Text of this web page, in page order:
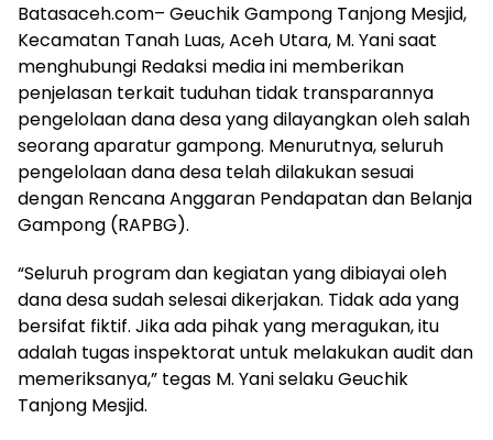
Batasaceh.com– Geuchik Gampong Tanjong Mesjid,
Kecamatan Tanah Luas, Aceh Utara, M. Yani saat
menghubungi Redaksi media ini memberikan
penjelasan terkait tuduhan tidak transparannya
pengelolaan dana desa yang dilayangkan oleh salah
seorang aparatur gampong. Menurutnya, seluruh
pengelolaan dana desa telah dilakukan sesuai
dengan Rencana Anggaran Pendapatan dan Belanja
Gampong (RAPBG).
“Seluruh program dan kegiatan yang dibiayai oleh
dana desa sudah selesai dikerjakan. Tidak ada yang
bersifat fiktif. Jika ada pihak yang meragukan, itu
adalah tugas inspektorat untuk melakukan audit dan
memeriksanya,” tegas M. Yani selaku Geuchik
Tanjong Mesjid.